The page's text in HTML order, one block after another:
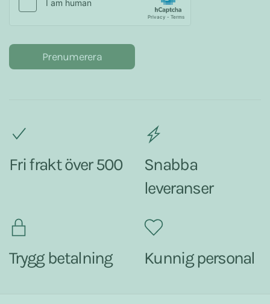
Prenumerera
Fri frakt över 500
Snabba
leveranser
Trygg betalning Kunnig personal